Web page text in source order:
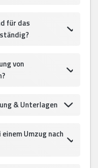
für das
von
& Unterlagen
Umzug nach